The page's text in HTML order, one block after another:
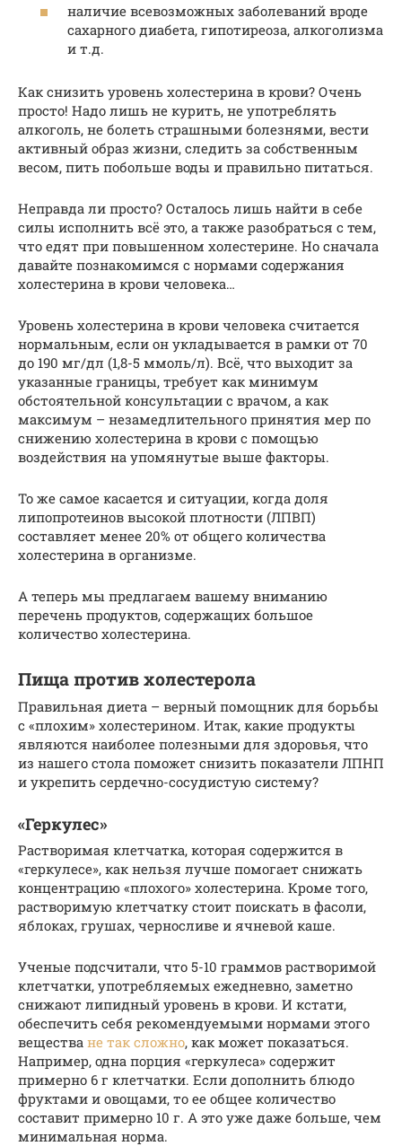
наличие всевозможных заболеваний вроде
сахарного диабета, гипотиреоза, алкоголизма
и т.д.
Как снизить уровень холестерина в крови? Очень
просто! Надо лишь не курить, не употреблять
алкоголь, не болеть страшными болезнями, вести
активный образ жизни, следить за собственным
весом, пить побольше воды и правильно питаться.
Неправда ли просто? Осталось лишь найти в себе
силы исполнить всё это, а также разобраться с тем,
что едят при повышенном холестерине. Но сначала
давайте познакомимся с нормами содержания
холестерина в крови человека…
Уровень холестерина в крови человека считается
нормальным, если он укладывается в рамки от 70
до 190 мг/дл (1,8-5 ммоль/л). Всё, что выходит за
указанные границы, требует как минимум
обстоятельной консультации с врачом, а как
максимум – незамедлительного принятия мер по
снижению холестерина в крови с помощью
воздействия на упомянутые выше факторы.
То же самое касается и ситуации, когда доля
липопротеинов высокой плотности (ЛПВП)
составляет менее 20% от общего количества
холестерина в организме.
А теперь мы предлагаем вашему вниманию
перечень продуктов, содержащих большое
количество холестерина.
Пища против холестерола
Правильная диета – верный помощник для борьбы
с «плохим» холестерином. Итак, какие продукты
являются наиболее полезными для здоровья, что
из нашего стола поможет снизить показатели ЛПНП
и укрепить сердечно-сосудистую систему?
«Геркулес»
Растворимая клетчатка, которая содержится в
«геркулесе», как нельзя лучше помогает снижать
концентрацию «плохого» холестерина. Кроме того,
растворимую клетчатку стоит поискать в фасоли,
яблоках, грушах, черносливе и ячневой каше.
Ученые подсчитали, что 5-10 граммов растворимой
клетчатки, употребляемых ежедневно, заметно
снижают липидный уровень в крови. И кстати,
обеспечить себя рекомендуемыми нормами этого
вещества не так сложно, как может показаться.
Например, одна порция «геркулеса» содержит
примерно 6 г клетчатки. Если дополнить блюдо
фруктами и овощами, то ее общее количество
составит примерно 10 г. А это уже даже больше, чем
минимальная норма.